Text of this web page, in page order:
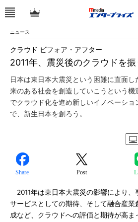
ニュース
2011年、震災後のクラウドを振
クラウド ビフォア・アフター
日本は東日本大震災という困難に直面
来のある社会を創造していこうという
でクラウド化を進め新しいイノベーショ
で、新生日本を創ろう。
Share Post
2011年は東日本大震災の影響により、
サービスとしての期待、そして融合産
成など、クラウドへの評価と期待が高ま